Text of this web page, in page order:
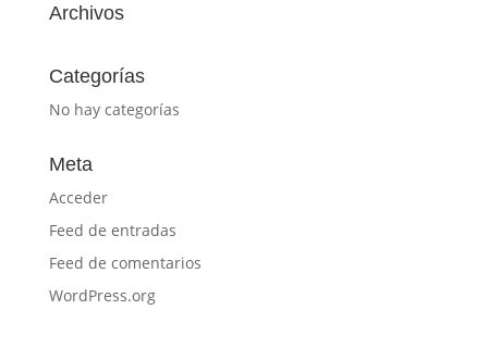
Archivos
Categorías
No hay categorías
Meta
Acceder
Feed de entradas
Feed de comentarios
WordPress.org